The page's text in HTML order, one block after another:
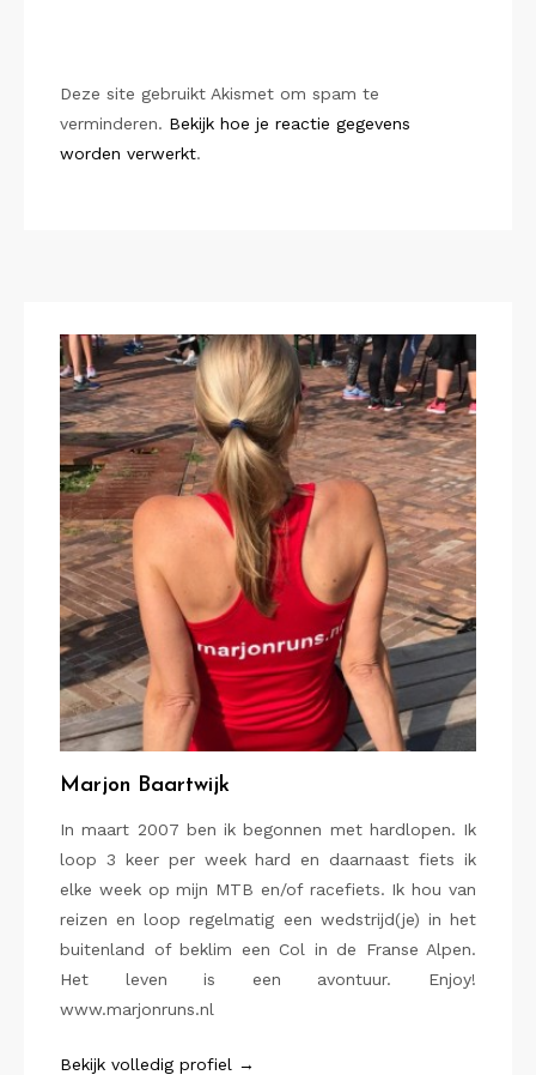
Deze site gebruikt Akismet om spam te
verminderen. Bekijk hoe je reactie gegevens
worden verwerkt.
Marjon Baartwijk
In maart 2007 ben ik begonnen met hardlopen. Ik
loop 3 keer per week hard en daarnaast fiets ik
elke week op mijn MTB en/of racefiets. Ik hou van
reizen en loop regelmatig een wedstrijd(je) in het
buitenland of beklim een Col in de Franse Alpen.
Het leven is een avontuur. Enjoy!
www.marjonruns.nl
Bekijk volledig profiel →